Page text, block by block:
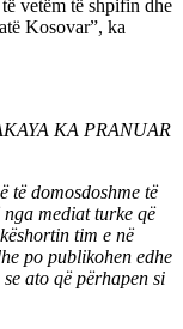
vetëm të shpifin dhe
Kosovar”, ka
KA PRANUAR
të domosdoshme të
mediat turke që
tim e në
po publikohen edhe
ato që përhapen si